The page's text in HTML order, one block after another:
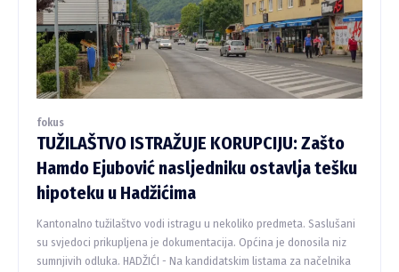
fokus
TUŽILAŠTVO ISTRAŽUJE KORUPCIJU: Zašto
Hamdo Ejubović nasljedniku ostavlja tešku
hipoteku u Hadžićima
Kantonalno tužilaštvo vodi istragu u nekoliko predmeta. Saslušani
su svjedoci prikupljena je dokumentacija. Općina je donosila niz
sumnjivih odluka. HADŽIĆI - Na kandidatskim listama za načelnika